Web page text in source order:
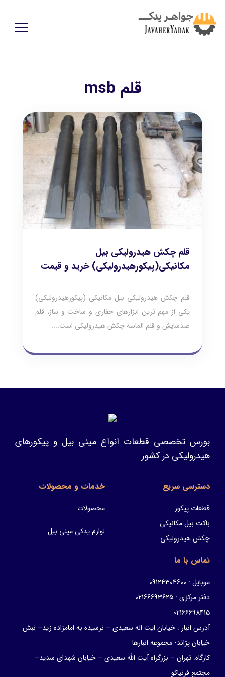
قلم msb
قلم چکش هیدرولیکی بیل
مکانیکی(پیکورهیدرولیکی) خرید و قیمت
قلم چکش هیدرولیکی بیل مکانیکی (پیکورهیدرولیکی)
یکی از مهم ترین ابزارهای حفاری و ساخت و ساز، قلم
ضدسایش و قلم الماسه چکش هیدرولیکی است....
بورس تخصصی قطعات انواع مینی بیل و پیکورهای
هیدرولیکی در کشور
دسترسی سریع
قطعات پیکور
باکت بیل مکانیکی
چکش هیدرولیکی
خدمات و محصولات
محصولات
لوازم یدکی مینی بیل
تماس با ما
موبایل : 09124304600
دفتر مرکزی : 02166693625
02166698415
آدرس انبار : خیابان ایت اله سعیدی – نرسیده به امامزاده زید– نبش
خیابان پژاند- مجموعه انبارها
کارگاه: تهران – بزرگراه آیت الله سعیدی – خیابان شهدای سدید–
مجتمع فرنیاکو